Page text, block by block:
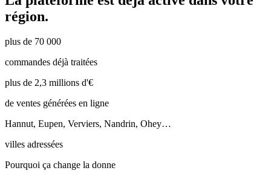
région.
plus de 70 000
commandes déjà traitées
plus de 2,3 millions d'€
de ventes générées en ligne
Hannut, Eupen, Verviers, Nandrin, Ohey…
villes adressées
Pourquoi ça change la donne